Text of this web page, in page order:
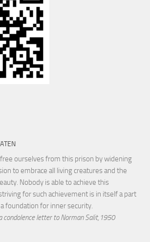
ourselves from this prison by widening
to embrace all living creatures and the
Nobody is able to achieve this
for such achievement is in itself a part
foundation for inner security.
condolence letter to Norman Salit,1950